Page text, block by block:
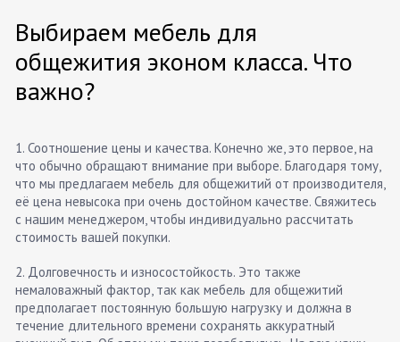
Выбираем мебель для
общежития эконом класса. Что
важно?
1. Соотношение цены и качества. Конечно же, это первое, на
что обычно обращают внимание при выборе. Благодаря тому,
что мы предлагаем мебель для общежитий от производителя,
её цена невысока при очень достойном качестве. Свяжитесь
с нашим менеджером, чтобы индивидуально рассчитать
стоимость вашей покупки.
2. Долговечность и износостойкость. Это также
немаловажный фактор, так как мебель для общежитий
предполагает постоянную большую нагрузку и должна в
течение длительного времени сохранять аккуратный